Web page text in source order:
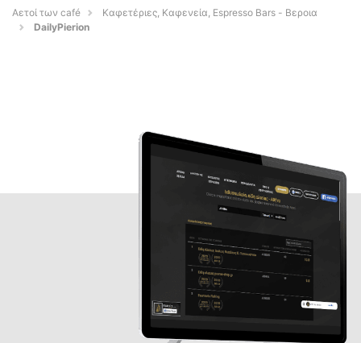
Αετοί των café
Καφετέριες, Καφενεία, Espresso Bars - Βεροια
DailyPierion